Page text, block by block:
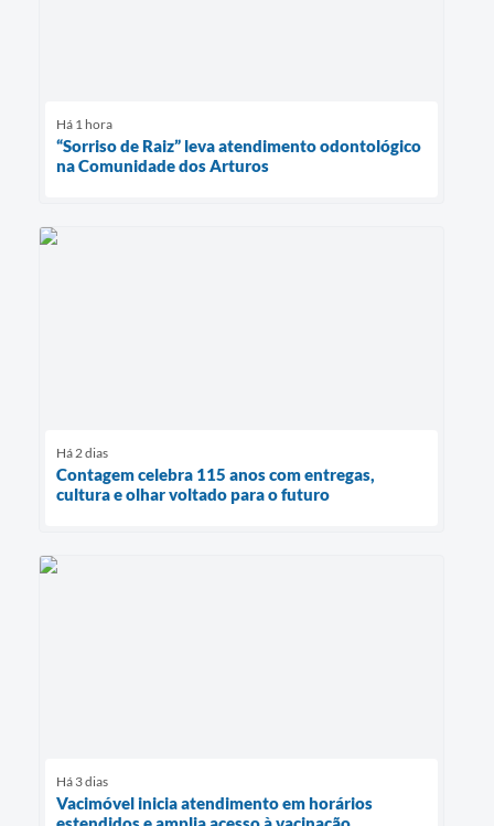
Há 1 hora
“Sorriso de Raiz” leva atendimento odontológico
na Comunidade dos Arturos
Há 2 dias
Contagem celebra 115 anos com entregas,
cultura e olhar voltado para o futuro
Há 3 dias
Vacimóvel inicia atendimento em horários